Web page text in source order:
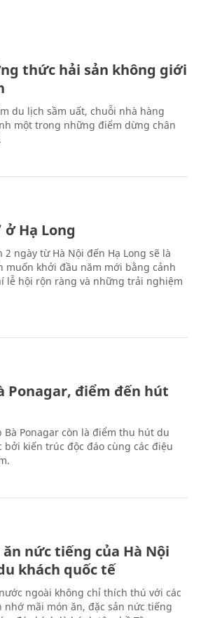
thức hải sản không giới
du lịch sầm uất, chuỗi nhà hàng
một trong những điểm dừng chân
ở Hạ Long
ngày từ Hà Nội đến Hạ Long sẽ là
muốn khởi đầu năm mới bằng cảnh
lễ hội rộn ràng và những trải nghiệm
Ponagar, điểm đến hút
Ponagar còn là điểm thu hút du
kiến trúc độc đáo cùng các điệu
nức tiếng của Hà Nội
khách quốc tế
ngoài không chỉ thích thú với các
mãi món ăn, đặc sản nức tiếng